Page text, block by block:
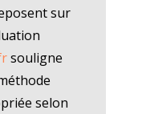
sur
souligne
selon